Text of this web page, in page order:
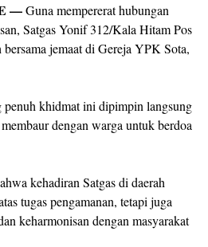
—Guna mempererat hubungan
Satgas Yonif 312/Kala Hitam Pos
jemaat di Gereja YPK Sota,
penuh khidmat ini dipimpin langsung
dengan warga untuk berdoa
kehadiran Satgas di daerah
tugas pengamanan, tetapi juga
keharmonisan dengan masyarakat